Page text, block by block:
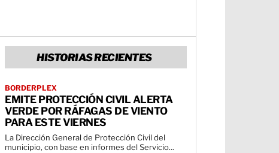
HISTORIAS RECIENTES
BORDERPLEX
EMITE PROTECCIÓN CIVIL ALERTA
VERDE POR RÁFAGAS DE VIENTO
PARA ESTE VIERNES
La Dirección General de Protección Civil del
municipio, con base en informes del Servicio...